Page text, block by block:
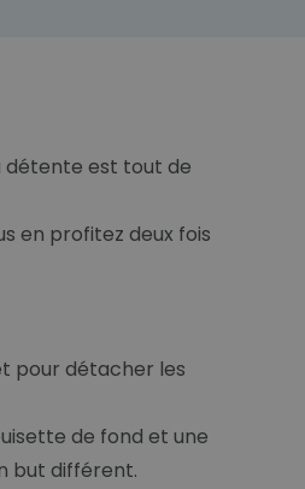
détente est tout de
en profitez deux fois
pour détacher les
de fond et une
but différent.